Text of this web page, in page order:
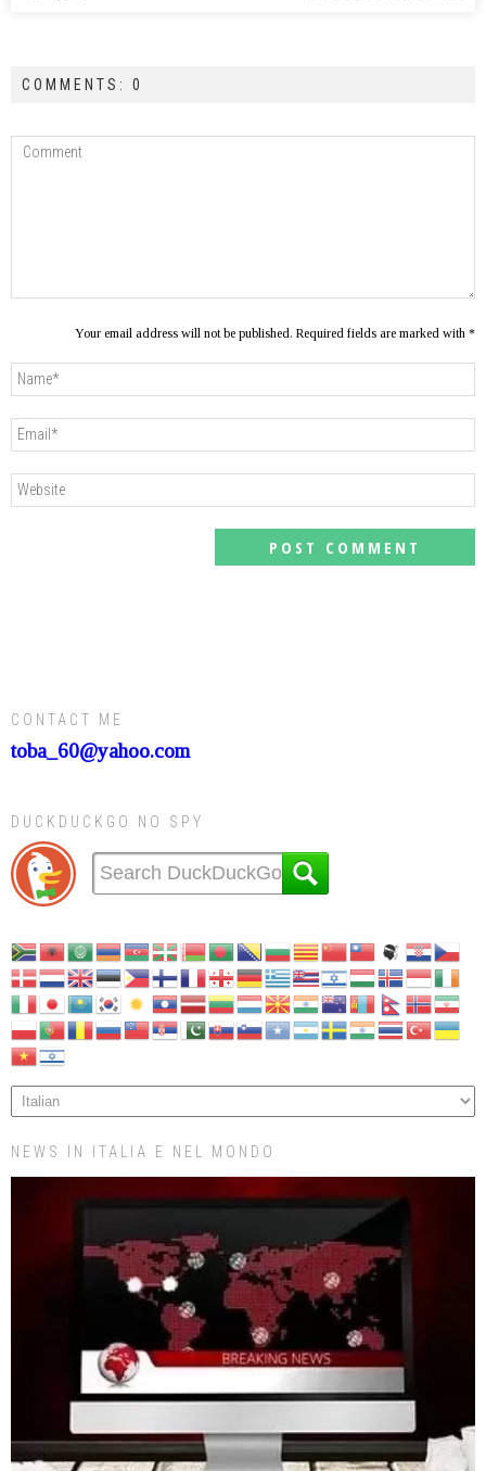
COMMENTS: 0
Your email address will not be published. Required fields are marked with *
CONTACT ME
toba_60@yahoo.com
DUCKDUCKGO NO SPY
NEWS IN ITALIA E NEL MONDO